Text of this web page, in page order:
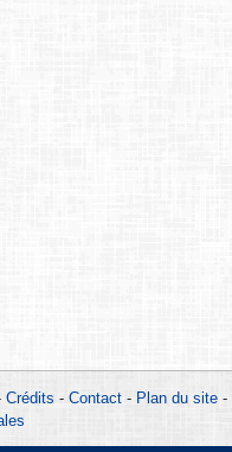
Crédits - Contact- Plan du site-